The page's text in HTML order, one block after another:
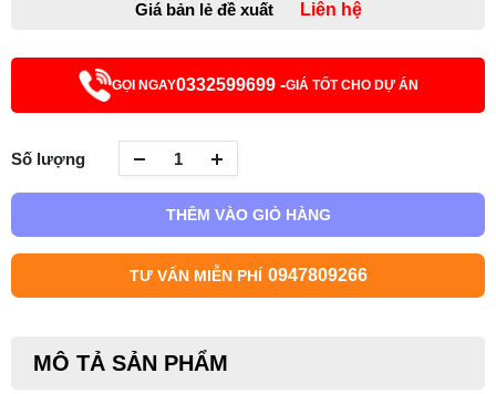
Giá bản lẻ đề xuất Liên hệ
GỌI NGAY0332599699 -GIÁ TỐT CHO DỰ ÁN
Số lượng
THÊM VÀO GIỎ HÀNG
TƯ VẤN MIỄN PHÍ 0947809266
MÔ TẢ SẢN PHẨM